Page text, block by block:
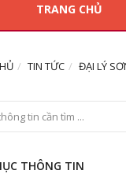
TRANG CHỦ
TIN TỨC ĐẠI LÝ
THÔNG TIN